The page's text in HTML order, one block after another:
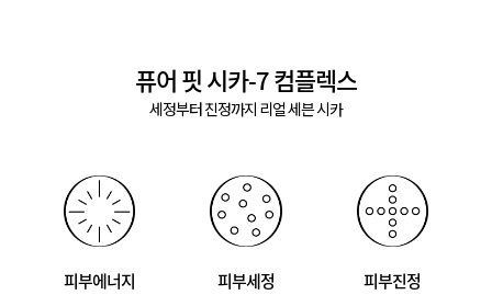
퓨어 핏 시카-7 컴플렉스
세정부터 진정까지 리얼 세븐 시카
피부에너지 피부세정 피부진정